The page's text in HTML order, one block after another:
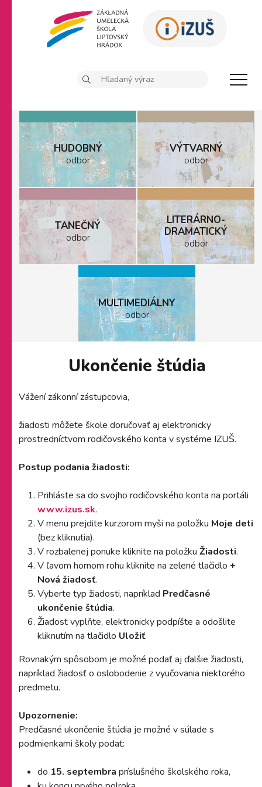
HUDOBNÝ
odbor
VÝTVARNÝ
odbor
TANEČNÝ
odbor
LITERÁRNO-
DRAMATICKÝ
odbor
MULTIMEDIÁLNY
odbor
Ukončenie štúdia
Vážení zákonní zástupcovia,
žiadosti môžete škole doručovať aj elektronicky
prostredníctvom rodičovského konta v systéme IZUŠ.
Postup podania žiadosti:
Prihláste sa do svojho rodičovského konta na portáli
www.izus.sk.
V menu prejdite kurzorom myši na položku Moje deti
(bez kliknutia).
V rozbalenej ponuke kliknite na položku Žiadosti.
V ľavom hornom rohu kliknite na zelené tlačidlo +
Nová žiadosť.
Vyberte typ žiadosti, napríklad Predčasné
ukončenie štúdia.
Žiadosť vyplňte, elektronicky podpíšte a odošlite
kliknutím na tlačidlo Uložiť.
Rovnakým spôsobom je možné podať aj ďalšie žiadosti,
napríklad žiadosť o oslobodenie z vyučovania niektorého
predmetu.
Upozornenie:
Predčasné ukončenie štúdia je možné v súlade s
podmienkami školy podať:
do 15. septembra príslušného školského roka,